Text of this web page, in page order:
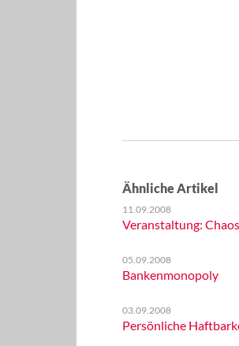
Ähnliche Artikel
11.09.2008
Veranstaltung:
05.09.2008
Bankenmonopoly
03.09.2008
Persönliche